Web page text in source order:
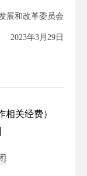
展和改革委员会
2023年3月29日
相关经费）